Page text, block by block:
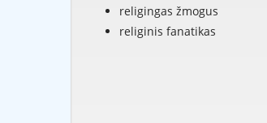
religingas žmogus
religinis fanatikas